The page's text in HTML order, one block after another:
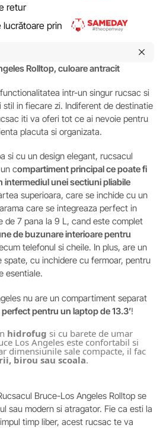
retur
lucrătoare prin
Rolltop, culoare antracit
intr-un singur rucsac si
in fiecare zi. Indiferent de destinatie
iti va oferi tot ce ai nevoie pentru
placuta si organizata.
si cu un design elegant, rucsacul
compartiment principal ce poate fi
intermediul unei sectiuni pliabile
superioara, care se inchide cu un
care se integreaza perfect in
de 7 pana la 9 L, cand este complet
de buzunare interioare pentru
telefonul si cheile. In plus, are un
spate, cu inchidere cu fermoar, pentru
esentiale.
nu are un compartiment separat
perfect pentru un laptop de 13.3’!
hidrofug si cu barete de umar
Los Angeles este confortabil si
dimensiunile sale compacte, il fac
birou sau scoala.
Bruce-Los Angeles Rolltop se
sau modern si atragator. Fie ca esti la
timp liber, acest rucsac te va